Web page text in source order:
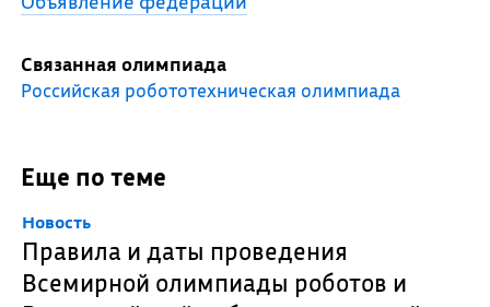
Связанная олимпиада
Российская робототехническая олимпиада
Еще по теме
Новость
Правила и даты проведения
Всемирной олимпиады роботов и